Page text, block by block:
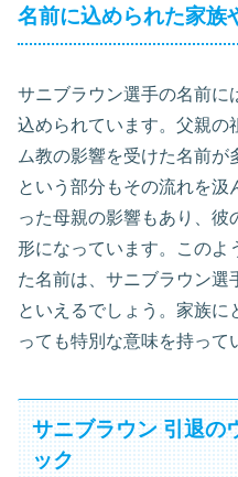
名前に込められた家族
サニブラウン選手の名前に
込められています。父親の
ム教の影響を受けた名前が
という部分もその流れを
った母親の影響もあり、彼
形になっています。このよ
た名前は、サニブラウン選
といえるでしょう。家族に
っても特別な意味を持って
サニブラウン 引退の
ック